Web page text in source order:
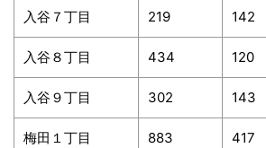
入谷７丁目 219 142
入谷８丁目 434 120
入谷９丁目 302 143
梅田１丁目 883 417